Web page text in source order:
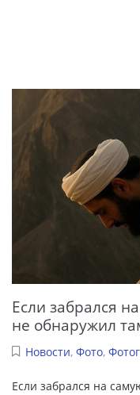
Если забрался
не обнаружил
Новости, Фото,
Если забрался на